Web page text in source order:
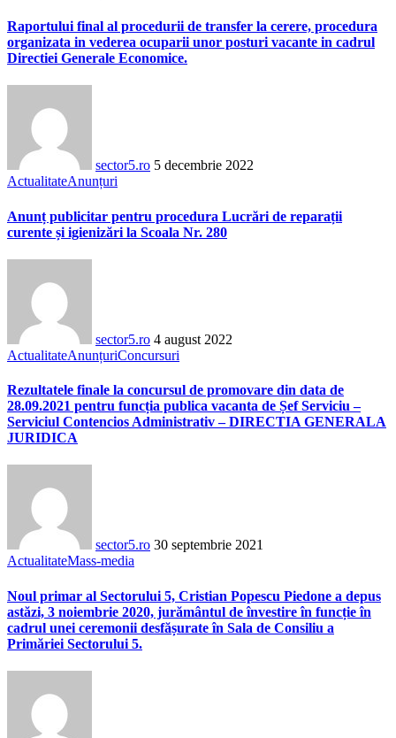
Raportului final al procedurii de transfer la cerere, procedura
organizata in vederea ocuparii unor posturi vacante in cadrul
Directiei Generale Economice.
sector5.ro 5 decembrie 2022
ActualitateAnunțuri
Anunț publicitar pentru procedura Lucrări de reparații
curente și igienizări la Scoala Nr. 280
sector5.ro 4 august 2022
ActualitateAnunțuriConcursuri
Rezultatele finale la concursul de promovare din data de
28.09.2021 pentru funcția publica vacanta de Șef Serviciu –
Serviciul Contencios Administrativ – DIRECTIA GENERALA
JURIDICA
sector5.ro 30 septembrie 2021
ActualitateMass-media
Noul primar al Sectorului 5, Cristian Popescu Piedone a depus
astăzi, 3 noiembrie 2020, jurământul de învestire în funcție în
cadrul unei ceremonii desfășurate în Sala de Consiliu a
Primăriei Sectorului 5.